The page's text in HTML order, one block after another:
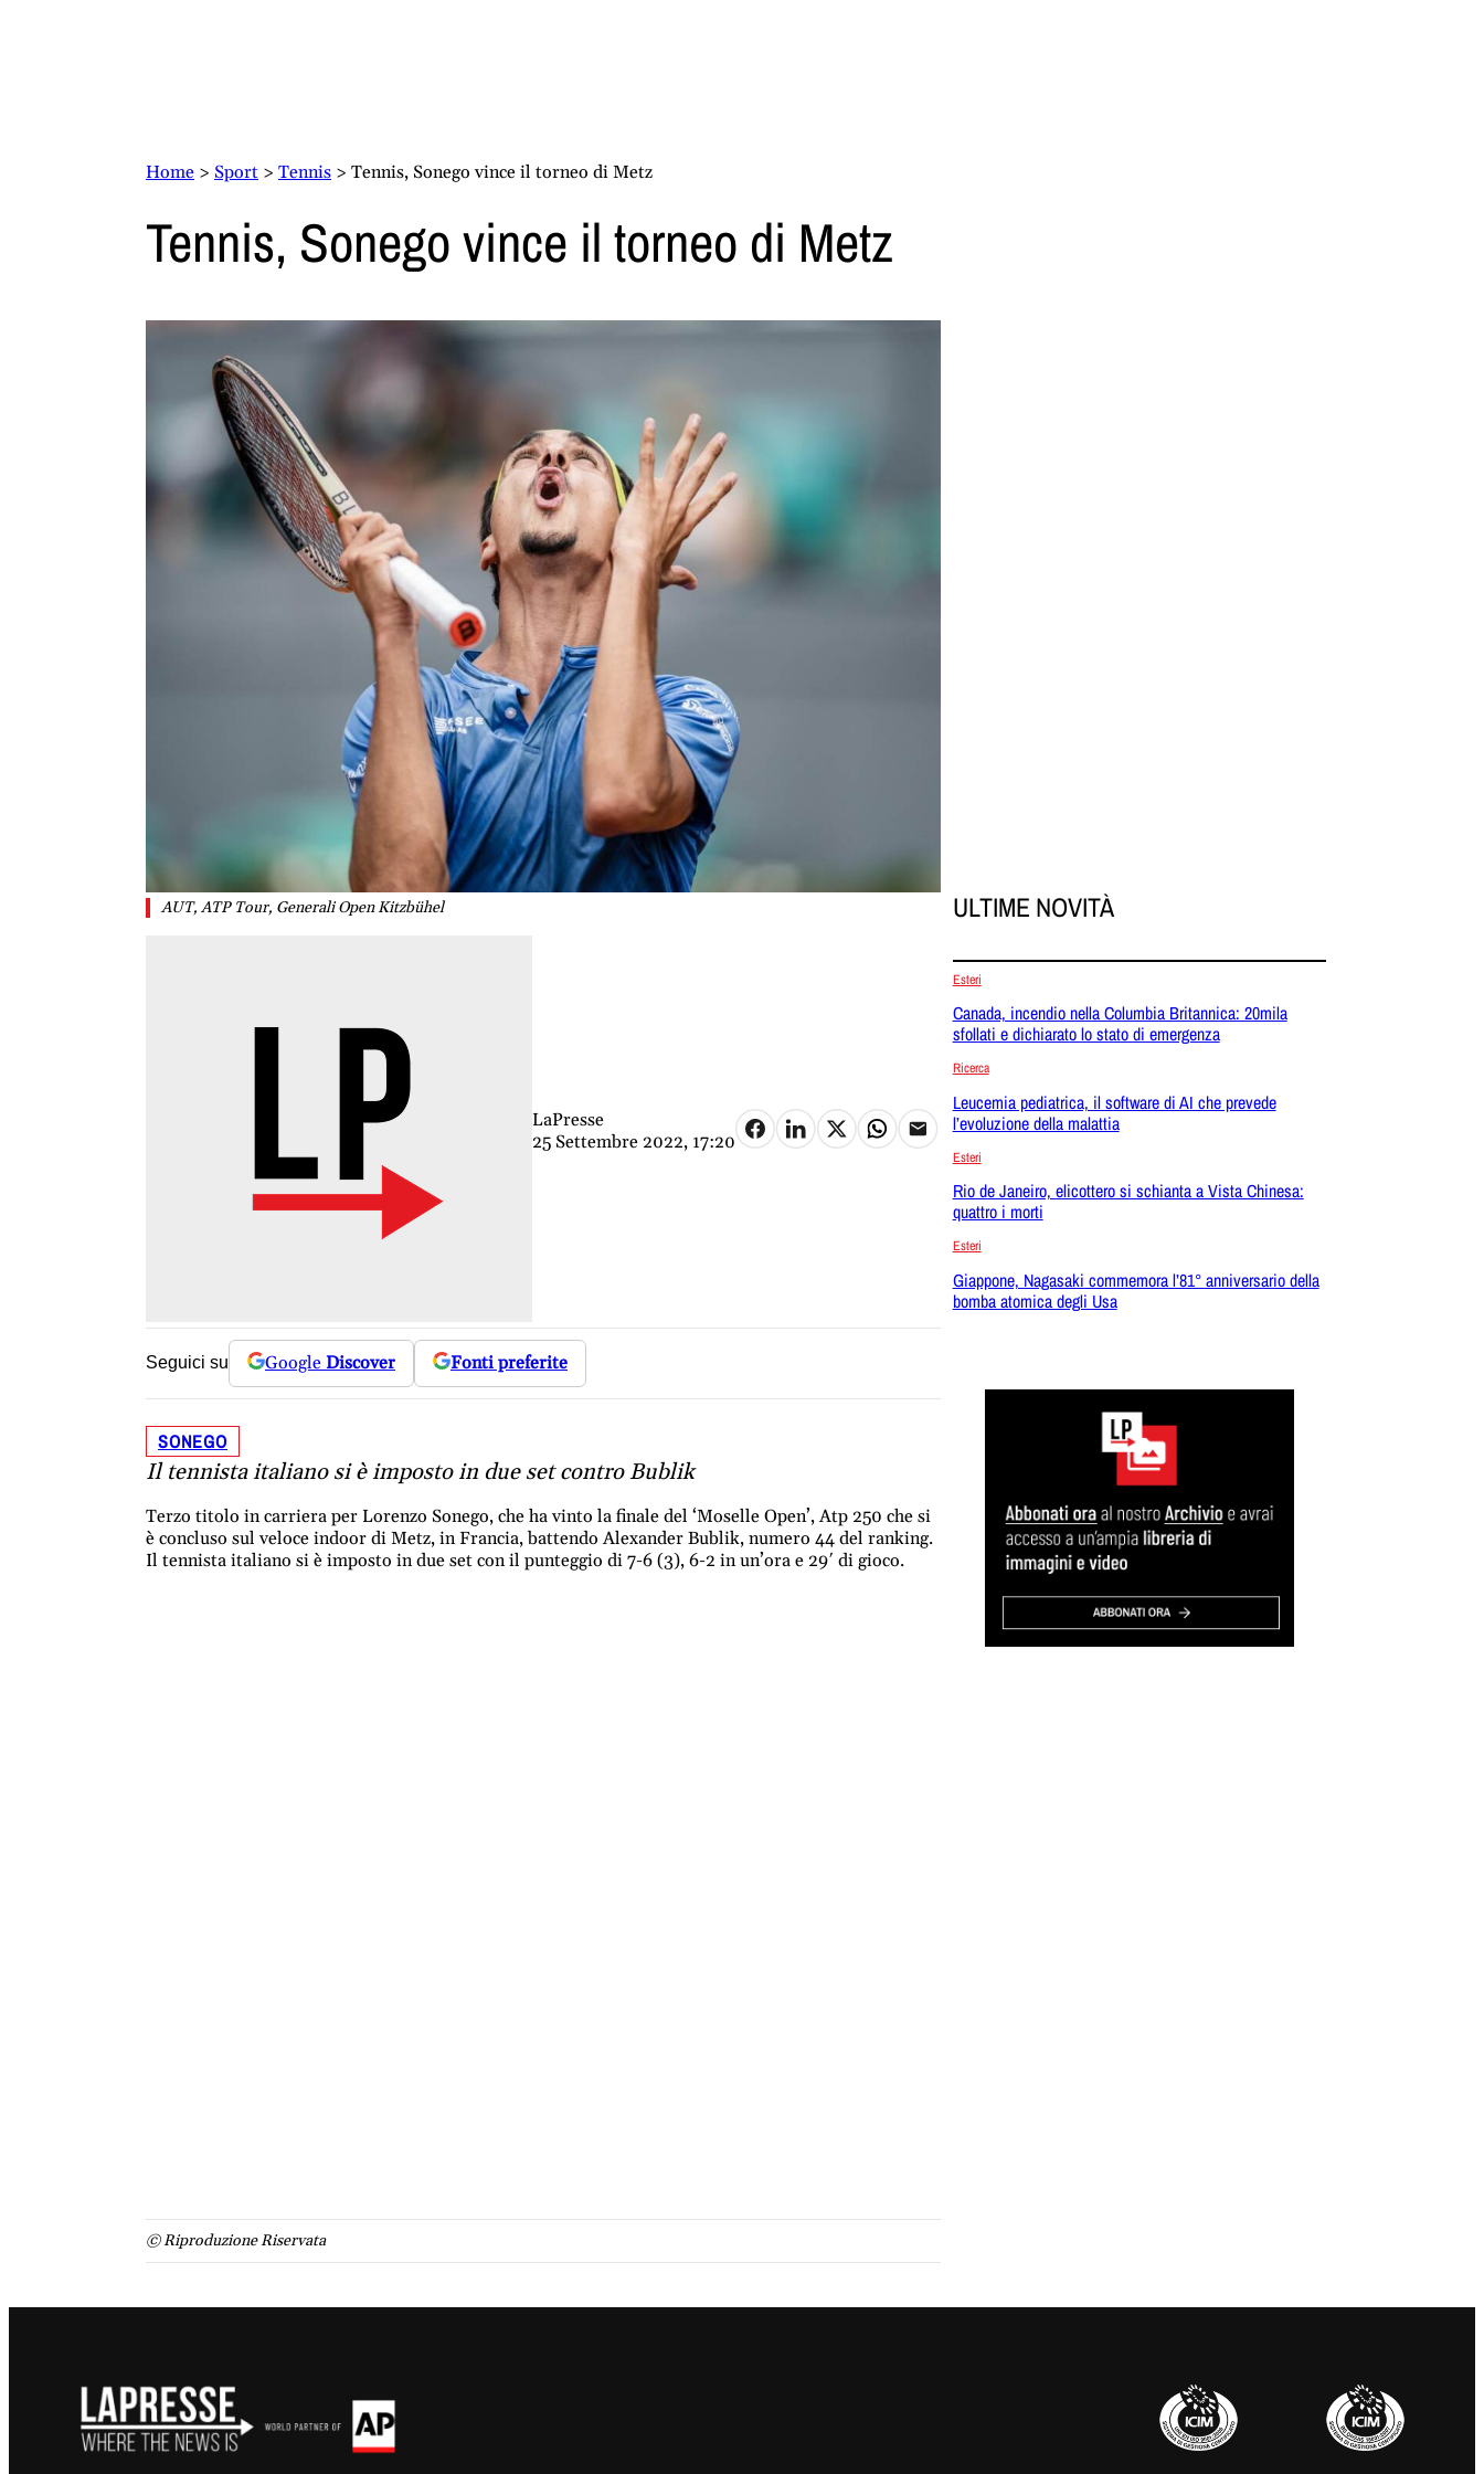
Home > Sport > Tennis > Tennis, Sonego vince il torneo di Metz
Tennis, Sonego vince il torneo di Metz
AUT, ATP Tour, Generali Open Kitzbühel
LaPresse
25 Settembre 2022, 17:20
Seguici su Google Discover Fonti preferite
SONEGO
Il tennista italiano si è imposto in due set contro Bublik
Terzo titolo in carriera per Lorenzo Sonego, che ha vinto la finale del ‘Moselle Open’, Atp 250 che si
è concluso sul veloce indoor di Metz, in Francia, battendo Alexander Bublik, numero 44 del ranking.
Il tennista italiano si è imposto in due set con il punteggio di 7-6 (3), 6-2 in un’ora e 29′ di gioco.
© Riproduzione Riservata
ULTIME NOVITÀ
Esteri
Canada, incendio nella Columbia Britannica: 20mila
sfollati e dichiarato lo stato di emergenza
Ricerca
Leucemia pediatrica, il software di AI che prevede
l’evoluzione della malattia
Esteri
Rio de Janeiro, elicottero si schianta a Vista Chinesa:
quattro i morti
Esteri
Giappone, Nagasaki commemora l’81° anniversario della
bomba atomica degli Usa